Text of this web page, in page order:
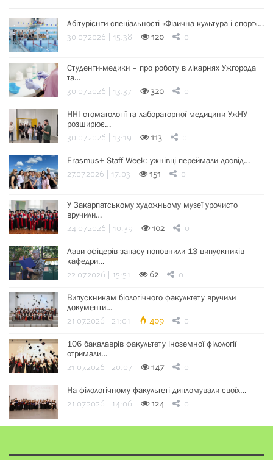
Абітурієнти спеціальності «Фізична культура і спорт»…
30.07.2026 | 15:38 120 0
Студенти-медики – про роботу в лікарнях Ужгорода
та…
30.07.2026 | 13:37 320 0
ННІ стоматології та лабораторної медицини УжНУ
розширює…
30.07.2026 | 13:19 113 0
Erasmus+ Staff Week: ужнівці переймали досвід…
27.07.2026 | 17:03 151 0
У Закарпатському художньому музеї урочисто
вручили…
24.07.2026 | 10:39 102 0
Лави офіцерів запасу поповнили 13 випускників
кафедри…
22.07.2026 | 15:51 62 0
Випускникам біологічного факультету вручили
документи…
21.07.2026 | 21:01 409 0
106 бакалаврів факультету іноземної філології
отримали…
21.07.2026 | 20:07 147 0
На філологічному факультеті дипломували своїх…
21.07.2026 | 14:06 124 0